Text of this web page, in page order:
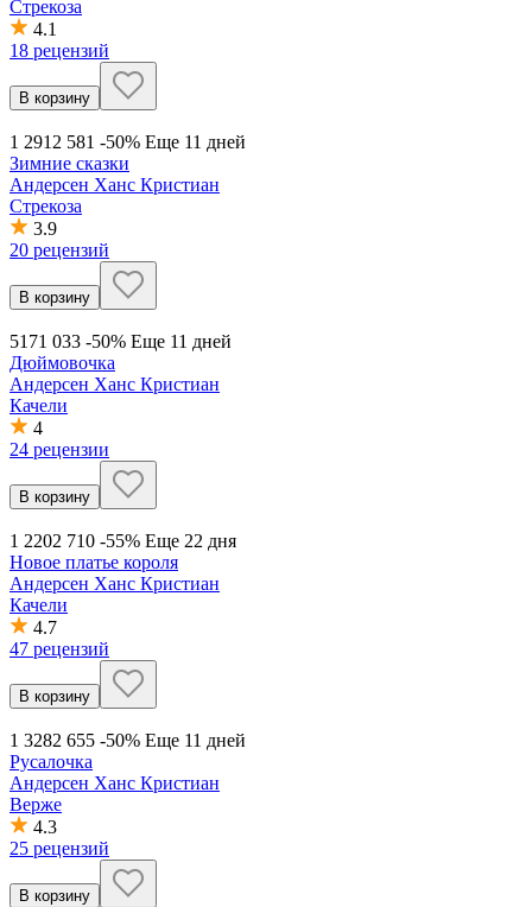
Стрекоза
4.1
18 рецензий
В корзину
1 291 2 581 -50% Еще 11 дней
Зимние сказки
Андерсен Ханс Кристиан
Стрекоза
3.9
20 рецензий
В корзину
5171 033 -50% Еще 11 дней
Дюймовочка
Андерсен Ханс Кристиан
Качели
4
24 рецензии
В корзину
1 2202 710 -55% Еще 22 дня
Новое платье короля
Андерсен Ханс Кристиан
Качели
4.7
47 рецензий
В корзину
1 3282 655 -50% Еще 11 дней
Русалочка
Андерсен Ханс Кристиан
Верже
4.3
25 рецензий
В корзину